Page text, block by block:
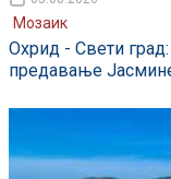
Мозаик
Охрид - Свети
предавање